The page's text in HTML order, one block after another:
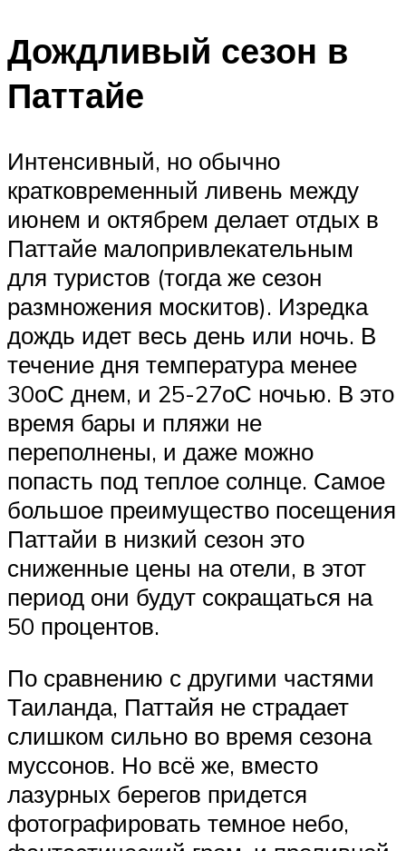
Дождливый сезон в
Паттайе
Интенсивный, но обычно
кратковременный ливень между
июнем и октябрем делает отдых в
Паттайе малопривлекательным
для туристов (тогда же сезон
размножения москитов). Изредка
дождь идет весь день или ночь. В
течение дня температура менее
30оС днем, и 25-27оС ночью. В это
время бары и пляжи не
переполнены, и даже можно
попасть под теплое солнце. Самое
большое преимущество посещения
Паттайи в низкий сезон это
сниженные цены на отели, в этот
период они будут сокращаться на
50 процентов.
По сравнению с другими частями
Таиланда, Паттайя не страдает
слишком сильно во время сезона
муссонов. Но всё же, вместо
лазурных берегов придется
фотографировать темное небо,